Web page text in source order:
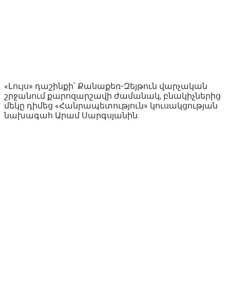
«Լույս» դաշինքի՝ Քանաքեռ-Զեյթուն վարչական
շրջանում քարոզարշավի ժամանակ, բնակիչներից
մեկը դիմեց «Հանրապետություն» կուսակցության
նախագահ Արամ Սարգսյանին.